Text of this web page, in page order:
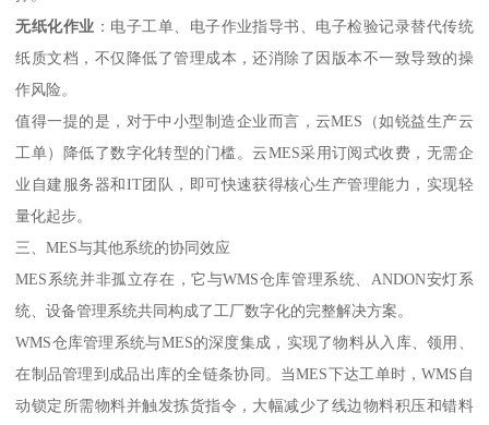
无纸化作业 ：电子工单、电子作业指导书、电子检验记录替代传统
纸质文档，不仅降低了管理成本，还消除了因版本不一致导致的操
作风险。
值得一提的是，对于中小型制造企业而言，云MES（如锐益生产云
工单）降低了数字化转型的门槛。云MES采用订阅式收费，无需企
业自建服务器和IT团队，即可快速获得核心生产管理能力，实现轻
量化起步。
三、MES与其他系统的协同效应
MES系统并非孤立存在，它与WMS仓库管理系统、ANDON安灯系
统、设备管理系统共同构成了工厂数字化的完整解决方案。
WMS仓库管理系统与MES的深度集成，实现了物料从入库、领用、
在制品管理到成品出库的全链条协同。当MES下达工单时，WMS自
动锁定所需物料并触发拣货指令，大幅减少了线边物料积压和错料